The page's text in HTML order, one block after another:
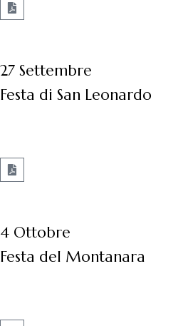
27 Settembre
Festa di San Leonardo
4 Ottobre
Festa del Montanara